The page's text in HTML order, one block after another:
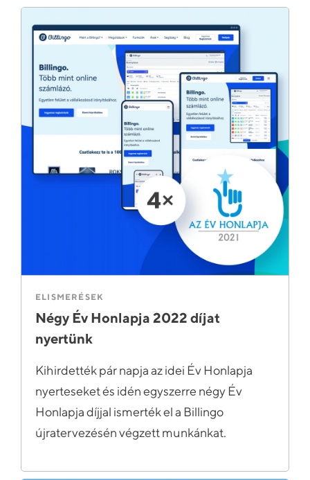
ELISMERÉSEK
Négy Év Honlapja 2022 díjat
nyertünk
Kihirdették pár napja az idei Év Honlapja
nyerteseket és idén egyszerre négy Év
Honlapja díjjal ismerték el a Billingo
újratervezésén végzett munkánkat.